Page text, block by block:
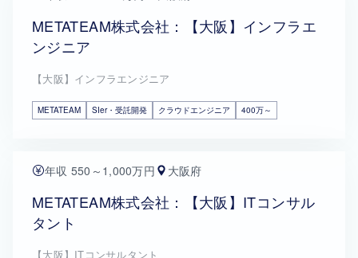
METATEAM株式会社：【大阪】インフラエ
ンジニア
【大阪】インフラエンジニア
METATEAM SIer・受託開発 クラウドエンジニア 400万～
年収 550～1,000万円 大阪府
METATEAM株式会社：【大阪】ITコンサル
タント
【大阪】ITコンサルタント